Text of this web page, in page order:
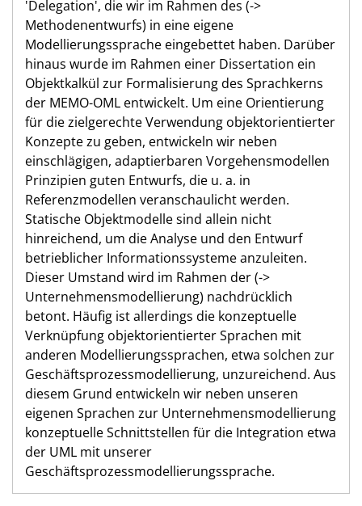
'Delegation', die wir im Rahmen des (->
Methodenentwurfs) in eine eigene
Modellierungssprache eingebettet haben. Darüber
hinaus wurde im Rahmen einer Dissertation ein
Objektkalkül zur Formalisierung des Sprachkerns
der MEMO-OML entwickelt. Um eine Orientierung
für die zielgerechte Verwendung objektorientierter
Konzepte zu geben, entwickeln wir neben
einschlägigen, adaptierbaren Vorgehensmodellen
Prinzipien guten Entwurfs, die u. a. in
Referenzmodellen veranschaulicht werden.
Statische Objektmodelle sind allein nicht
hinreichend, um die Analyse und den Entwurf
betrieblicher Informationssysteme anzuleiten.
Dieser Umstand wird im Rahmen der (->
Unternehmensmodellierung) nachdrücklich
betont. Häufig ist allerdings die konzeptuelle
Verknüpfung objektorientierter Sprachen mit
anderen Modellierungssprachen, etwa solchen zur
Geschäftsprozessmodellierung, unzureichend. Aus
diesem Grund entwickeln wir neben unseren
eigenen Sprachen zur Unternehmensmodellierung
konzeptuelle Schnittstellen für die Integration etwa
der UML mit unserer
Geschäftsprozessmodellierungssprache.